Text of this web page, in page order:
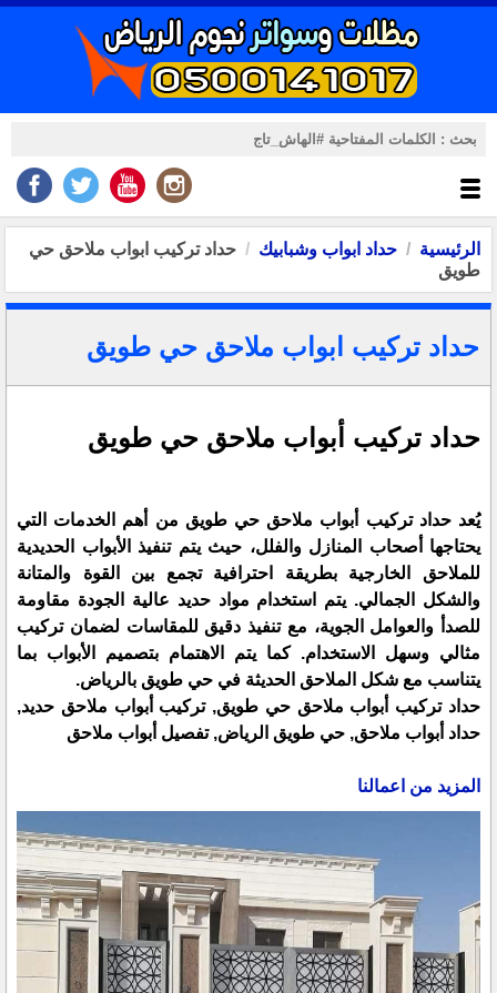
الرئيسية حداد ابواب وشبابيك
حداد تركيب ابواب ملاحق حي
طويق
حداد تركيب ابواب ملاحق حي طويق
حداد تركيب أبواب ملاحق حي طويق
يُعد حداد تركيب أبواب ملاحق حي طويق من أهم الخدمات التي
يحتاجها أصحاب المنازل والفلل، حيث يتم تنفيذ الأبواب الحديدية
للملاحق الخارجية بطريقة احترافية تجمع بين القوة والمتانة
والشكل الجمالي. يتم استخدام مواد حديد عالية الجودة مقاومة
للصدأ والعوامل الجوية، مع تنفيذ دقيق للمقاسات لضمان تركيب
مثالي وسهل الاستخدام. كما يتم الاهتمام بتصميم الأبواب بما
يتناسب مع شكل الملاحق الحديثة في حي طويق بالرياض.
حداد تركيب أبواب ملاحق حي طويق, تركيب أبواب ملاحق حديد,
حداد أبواب ملاحق, حي طويق الرياض, تفصيل أبواب ملاحق
المزيد من اعمالنا